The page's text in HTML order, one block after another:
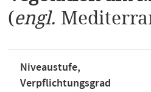
(engl.
Niveaustufe,
Verpflichtungsgrad